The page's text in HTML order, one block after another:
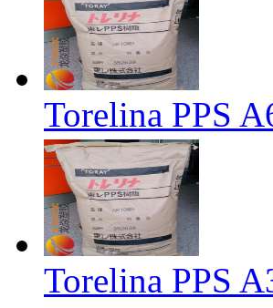
Torelina PPS
Torelina PPS